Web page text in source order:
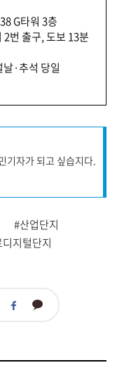
G타워 3층
번 출구, 도보 13분
·추석 당일
기자가 되고 싶습지다.
#산업단지
지털단지
페 카